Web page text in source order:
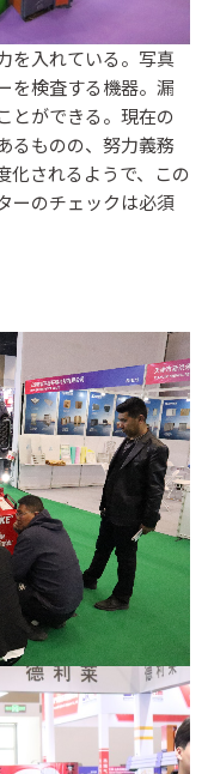
を入れている。写真
を検査する機器。漏
とができる。現在の
るものの、努力義務
化されるようで、この
ーのチェックは必須